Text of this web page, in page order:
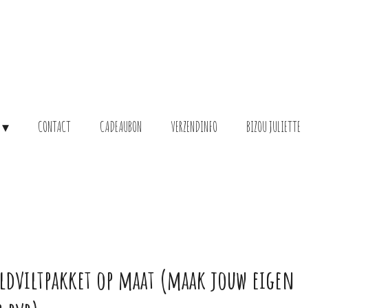
CONTACT CADEAUBON VERZENDINFO BIZOU JULIETTE
op maat (maak jouw eigen